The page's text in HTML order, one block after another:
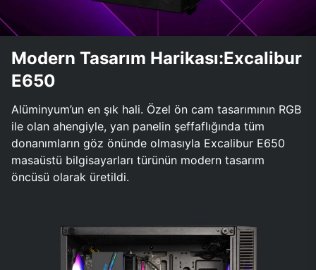
Modern Tasarım Harikası:Excalibur
E650
Alüminyum’un en şık hali. Özel ön cam tasarımının RGB
ile olan ahengiyle, yan panelin şeffaflığında tüm
donanımların göz önünde olmasıyla Excalibur E650
masaüstü bilgisayarları türünün modern tasarım
öncüsü olarak üretildi.